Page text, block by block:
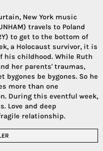
New York music
travels to Poland
to get to the bottom of
a Holocaust survivor, it is
childhood. While Ruth
her parents' traumas,
bygones be bygones. So he
more than one
During this eventful week,
Love and deep
relationship.